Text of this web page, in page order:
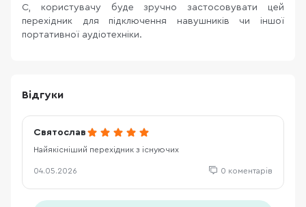
C, користувачу буде зручно застосовувати цей
перехідник для підключення навушників чи іншої
портативної аудіотехніки.
Відгуки
Святослав
Найякісніший перехідник з існуючих
04.05.2026 0 коментарів